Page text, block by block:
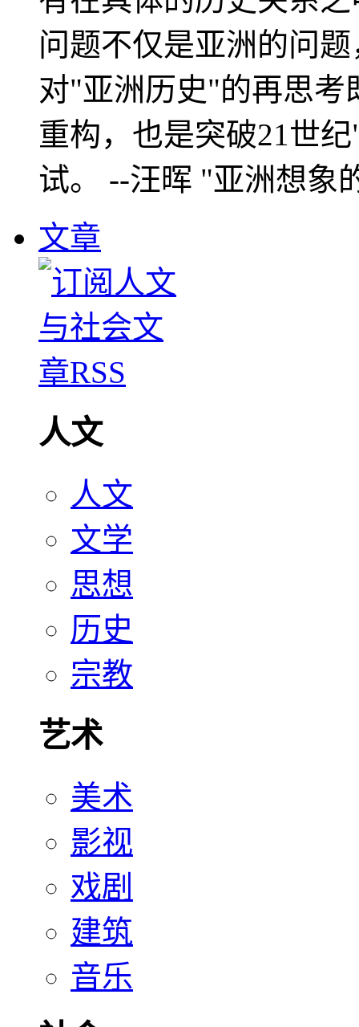
问题不仅是亚洲的问
对"亚洲历史"的再思考
重构，也是突破21世
试。 --汪晖 "亚洲想象
文章
人文
人文
文学
思想
历史
宗教
艺术
美术
影视
戏剧
建筑
音乐